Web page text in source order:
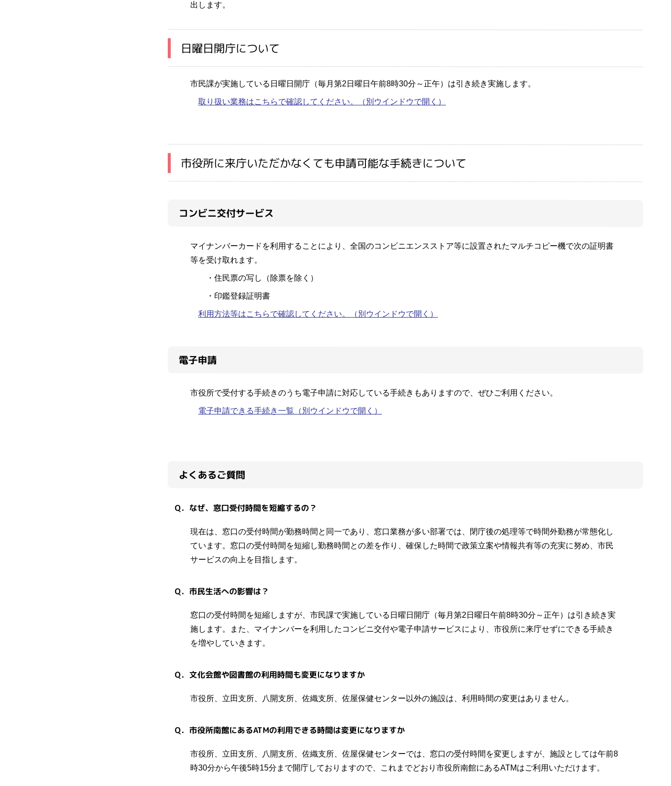
出します。
日曜日開庁について
市民課が実施している日曜日開庁（毎月第2日曜日午前8時30分～正午）は引き続き実施します。
取り扱い業務はこちらで確認してください。 （別ウインドウで開く）
市役所に来庁いただかなくても申請可能な手続きについて
コンビニ交付サービス
マイナンバーカードを利用することにより、全国のコンビニエンスストア等に設置されたマルチコピー機で次の証明書
等を受け取れます。
・住民票の写し（除票を除く）
・印鑑登録証明書
利用方法等はこちらで確認してください。 （別ウインドウで開く）
電子申請
市役所で受付する手続きのうち電子申請に対応している手続きもありますので、ぜひご利用ください。
電子申請できる手続き一覧 （別ウインドウで開く）
よくあるご質問
Q．なぜ、窓口受付時間を短縮するの？
現在は、窓口の受付時間が勤務時間と同一であり、窓口業務が多い部署では、閉庁後の処理等で時間外勤務が常態化し
ています。窓口の受付時間を短縮し勤務時間との差を作り、確保した時間で政策立案や情報共有等の充実に努め、市民
サービスの向上を目指します。
Q．市民生活への影響は？
窓口の受付時間を短縮しますが、市民課で実施している日曜日開庁（毎月第2日曜日午前8時30分～正午）は引き続き実
施します。また、マイナンバーを利用したコンビニ交付や電子申請サービスにより、市役所に来庁せずにできる手続き
を増やしていきます。
Q．文化会館や図書館の利用時間も変更になりますか
市役所、立田支所、八開支所、佐織支所、佐屋保健センター以外の施設は、利用時間の変更はありません。
Q．市役所南館にあるATMの利用できる時間は変更になりますか
市役所、立田支所、八開支所、佐織支所、佐屋保健センターでは、窓口の受付時間を変更しますが、施設としては午前8
時30分から午後5時15分まで開庁しておりますので、これまでどおり市役所南館にあるATMはご利用いただけます。